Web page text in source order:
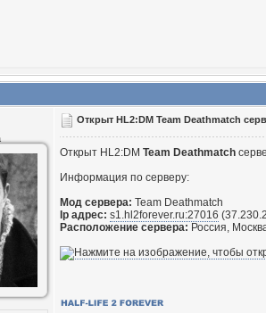
Открыт HL2:DM Team Deathmatch
Открыт HL2:DM Team Deathmatch
Информация по серверу:
Мод сервера: Team Deathmatch
Ip адрес: s1.hl2forever.ru:27016
Расположение сервера: Россия,